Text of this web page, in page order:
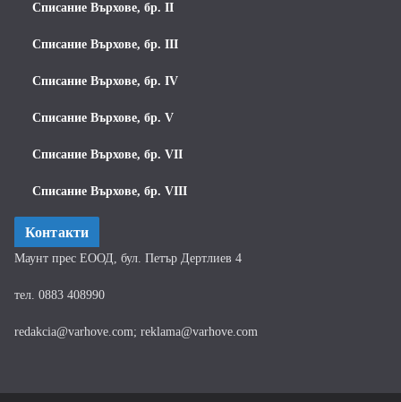
Списание Върхове, бр. II
Списание Върхове, бр. III
Списание Върхове, бр. IV
Списание Върхове, бр. V
Списание Върхове, бр. VII
Списание Върхове, бр. VIII
Контакти
Маунт прес ЕООД, бул. Петър Дертлиев 4
тел. 0883 408990
redakcia@varhove.com; reklama@varhove.com